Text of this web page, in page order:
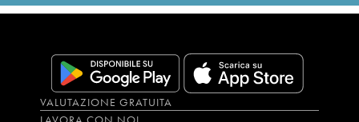
VALUTAZIONE GRATUITA